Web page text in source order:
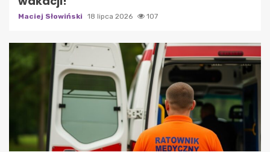
Maciej Słowiński 18 lipca 2026 107